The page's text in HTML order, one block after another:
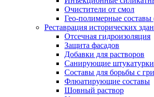
Очистители от смол
Гео-полимерные составы
Реставрация исторических
Отсечная гидроизоляция
Защита фасадов
Добавки для растворов
Санирующие штукатурки
Составы для борьбы с
Флюатирующие составы
Шовный раствор